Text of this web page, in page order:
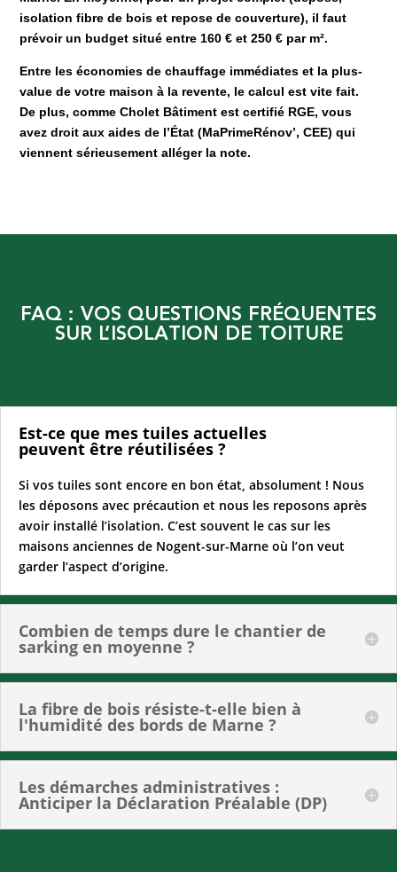
isolation fibre de bois et repose de couverture), il faut
prévoir un budget situé entre 160 € et 250 € par m².
Entre les économies de chauffage immédiates et la plus-
value de votre maison à la revente, le calcul est vite fait.
De plus, comme Cholet Bâtiment est certifié RGE, vous
avez droit aux aides de l’État (MaPrimeRénov’, CEE) qui
viennent sérieusement alléger la note.
FAQ : VOS QUESTIONS FRÉQUENTES
SUR L’ISOLATION DE TOITURE
Est-ce que mes tuiles actuelles
peuvent être réutilisées ?
Si vos tuiles sont encore en bon état, absolument ! Nous
les déposons avec précaution et nous les reposons après
avoir installé l’isolation. C’est souvent le cas sur les
maisons anciennes de Nogent-sur-Marne où l’on veut
garder l’aspect d’origine.
Combien de temps dure le chantier de
sarking en moyenne ?
La fibre de bois résiste-t-elle bien à
l'humidité des bords de Marne ?
Les démarches administratives :
Anticiper la Déclaration Préalable (DP)